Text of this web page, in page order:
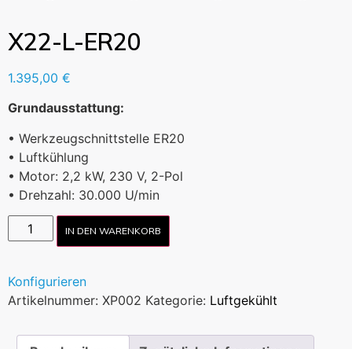
X22-L-ER20
1.395,00 €
Grundausstattung:
• Werkzeugschnittstelle ER20
• Luftkühlung
• Motor: 2,2 kW, 230 V, 2-Pol
• Drehzahl: 30.000 U/min
IN DEN WARENKORB
Konfigurieren
Artikelnummer: XP002 Kategorie: Luftgekühlt